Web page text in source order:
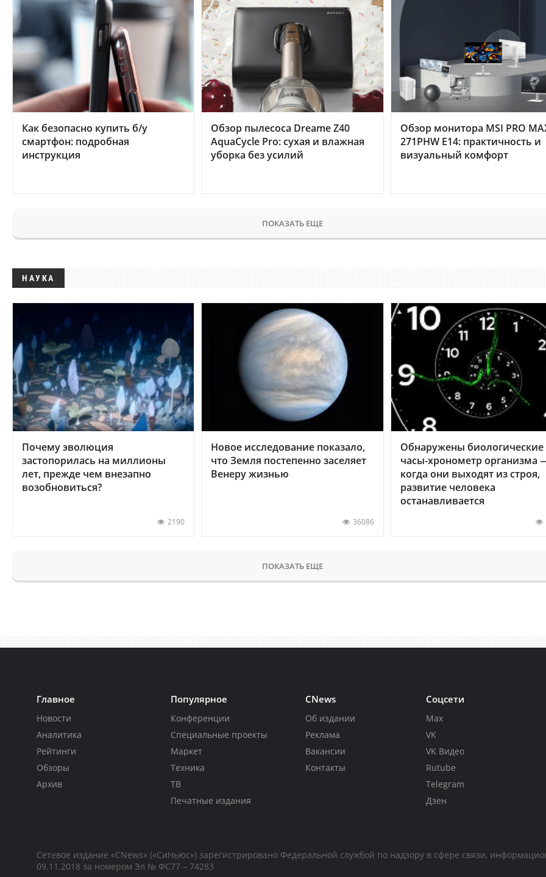
Как безопасно купить б/у
смартфон: подробная
инструкция
Обзор пылесоса Dreame Z40
AquaCycle Pro: сухая и влажная
уборка без усилий
Обзор монитора MSI PRO
271PHW E14: практичность и
визуальный комфорт
ПОКАЗАТЬ ЕЩЕ
НАУКА
Почему эволюция
застопорилась на миллионы
лет, прежде чем внезапно
возобновиться?
2190
Новое исследование показало,
что Земля постепенно заселяет
Венеру жизнью
36086
Обнаружены биологические
часы-хронометр организма
когда они выходят из строя,
развитие человека
останавливается
ПОКАЗАТЬ ЕЩЕ
Главное
Новости
Аналитика
Рейтинги
Обзоры
Архив
Популярное
Конференции
Специальные проекты
Маркет
Техника
ТВ
Печатные издания
CNews
Об издании
Реклама
Вакансии
Контакты
Соцсети
Max
VK
VK Видео
Rutube
Telegram
Дзен
Сетевое издание «CNews» («СиНьюс») зарегистрировано Федеральной службой по надзору в сфере связи,
09.11.2018 за номером Эл № ФС77 – 74283